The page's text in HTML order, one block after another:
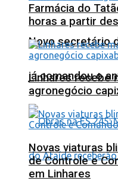
Novo secretário
já comandou o
Farmácia do
horas a partir
Linhares recebe
agronegócio
Novas viaturas
de Controle e
em Linhares